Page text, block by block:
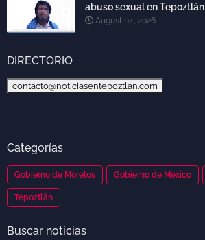
abuso sexual en Tepoztlán
August 04, 2026
DIRECTORIO
contacto@noticiasentepoztlan.com
Categorías
Gobierno de Morelos Gobierno de México
Tepoztlán
Buscar noticias